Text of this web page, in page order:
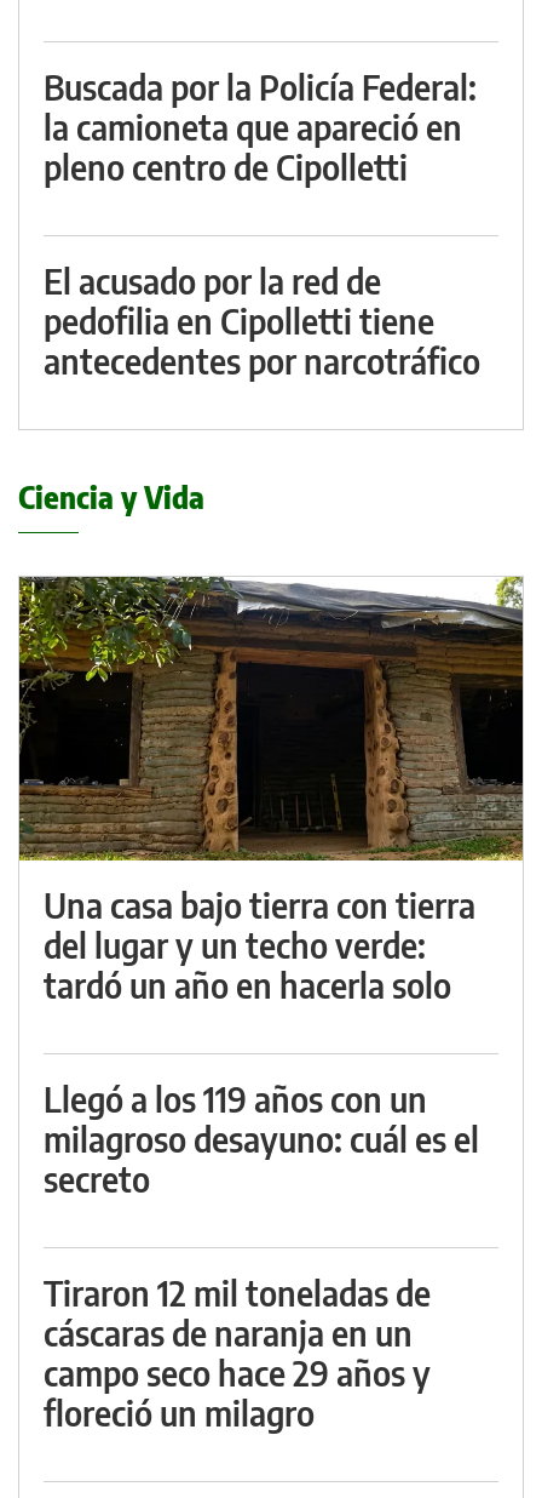
Buscada por la Policía Federal:
la camioneta que apareció en
pleno centro de Cipolletti
El acusado por la red de
pedofilia en Cipolletti tiene
antecedentes por narcotráfico
Ciencia y Vida
Una casa bajo tierra con tierra
del lugar y un techo verde:
tardó un año en hacerla solo
Llegó a los 119 años con un
milagroso desayuno: cuál es el
secreto
Tiraron 12 mil toneladas de
cáscaras de naranja en un
campo seco hace 29 años y
floreció un milagro